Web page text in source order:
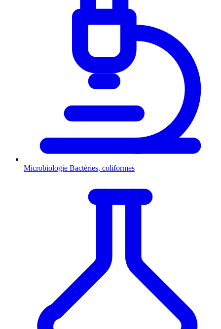
Microbiologie Bactéries, coliformes